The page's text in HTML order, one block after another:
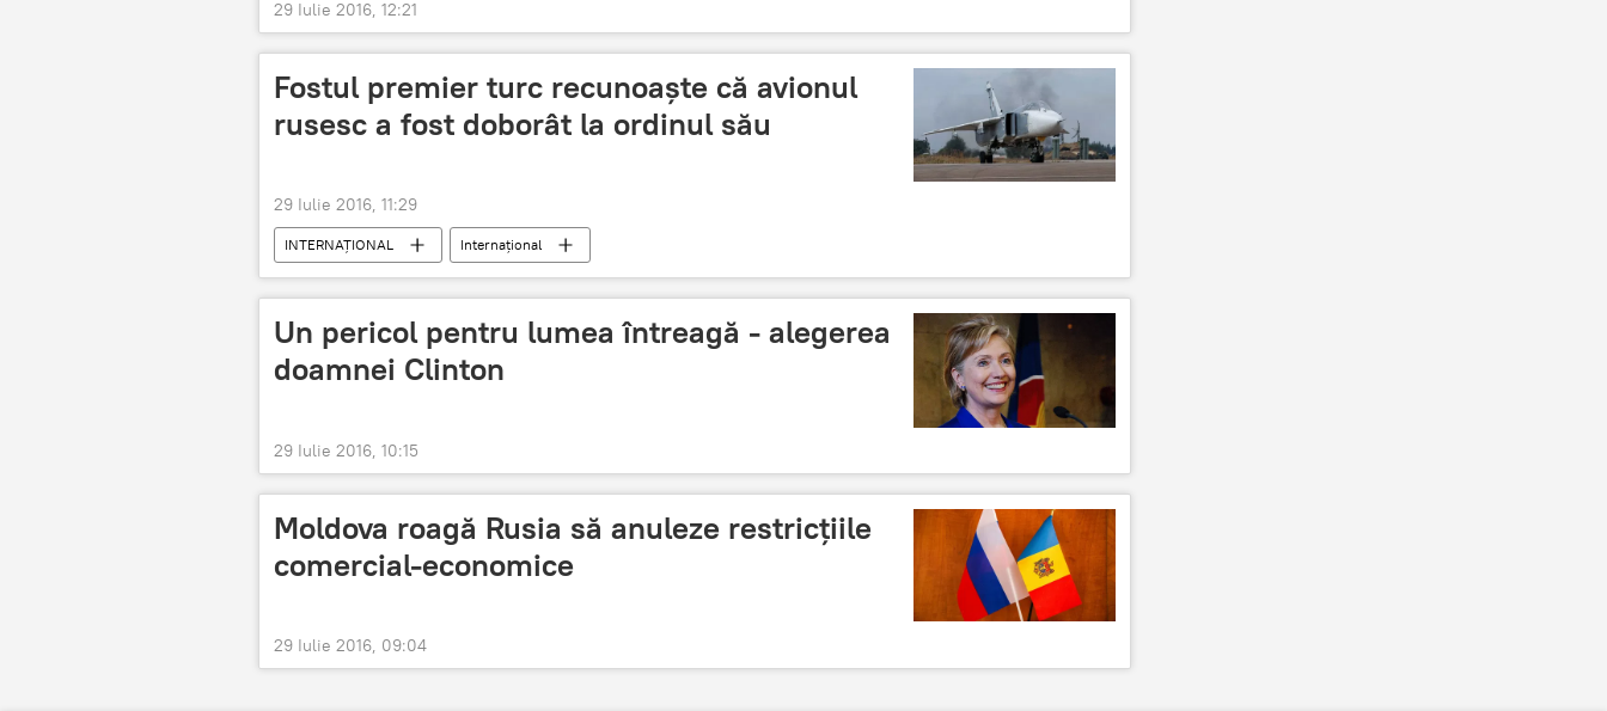
29 Iulie 2016, 12:21
Fostul premier turc recunoaşte că avionul
rusesc a fost doborât la ordinul său
29 Iulie 2016, 11:29
INTERNAŢIONAL Internaţional
Un pericol pentru lumea întreagă - alegerea
doamnei Clinton
29 Iulie 2016, 10:15
Moldova roagă Rusia să anuleze restricțiile
comercial-economice
29 Iulie 2016, 09:04